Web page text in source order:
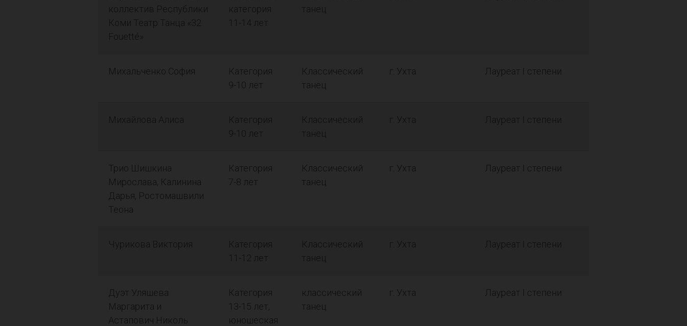
коллектив Республики
Коми Театр Танца «32
Fouetté»
категория
11-14 лет
танец
Михальченко София
Категория
9-10 лет
Классический
танец
г. Ухта Лауреат I степени
Михайлова Алиса
Категория
9-10 лет
Классический
танец
г. Ухта Лауреат I степени
Трио Шишкина
Мирослава, Калинина
Дарья, Ростомашвили
Теона
Категория
7-8 лет
Классический
танец
г. Ухта Лауреат I степени
Чурикова Виктория
Категория
11-12 лет
Классический
танец
г. Ухта Лауреат I степени
Дуэт Уляшева
Маргарита и
Астапович Николь
Категория
13-15 лет,
юношеская
классический
танец
г. Ухта Лауреат I степени